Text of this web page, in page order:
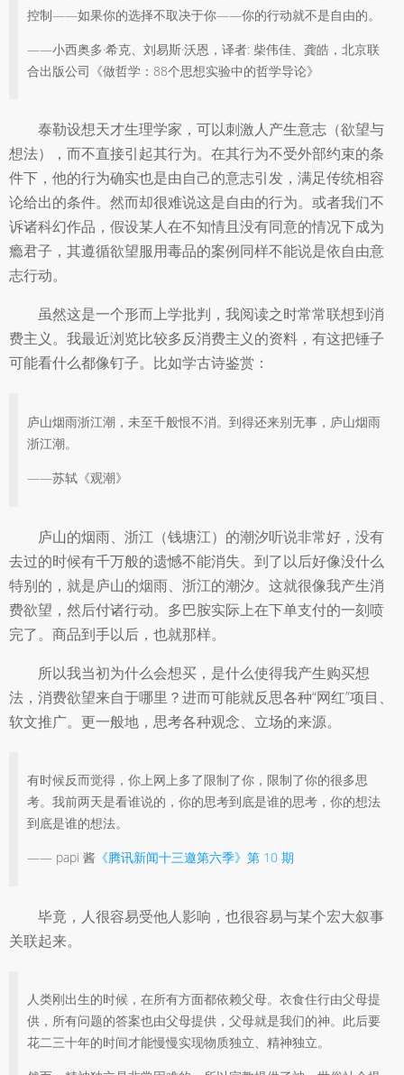
控制——如果你的选择不取决于你——你的行动就不是自由的。
——小西奥多·希克、刘易斯·沃恩，译者: 柴伟佳、龚皓，北京联
合出版公司《做哲学：88个思想实验中的哲学导论》
泰勒设想天才生理学家，可以刺激人产生意志（欲望与
想法），而不直接引起其行为。在其行为不受外部约束的条
件下，他的行为确实也是由自己的意志引发，满足传统相容
论给出的条件。然而却很难说这是自由的行为。或者我们不
诉诸科幻作品，假设某人在不知情且没有同意的情况下成为
瘾君子，其遵循欲望服用毒品的案例同样不能说是依自由意
志行动。
虽然这是一个形而上学批判，我阅读之时常常联想到消
费主义。我最近浏览比较多反消费主义的资料，有这把锤子
可能看什么都像钉子。比如学古诗鉴赏：
庐山烟雨浙江潮，未至千般恨不消。到得还来别无事，庐山烟雨
浙江潮。
——苏轼《观潮》
庐山的烟雨、浙江（钱塘江）的潮汐听说非常好，没有
去过的时候有千万般的遗憾不能消失。到了以后好像没什么
特别的，就是庐山的烟雨、浙江的潮汐。这就很像我产生消
费欲望，然后付诸行动。多巴胺实际上在下单支付的一刻喷
完了。商品到手以后，也就那样。
所以我当初为什么会想买，是什么使得我产生购买想
法，消费欲望来自于哪里？进而可能就反思各种“网红”项目、
软文推广。更一般地，思考各种观念、立场的来源。
有时候反而觉得，你上网上多了限制了你，限制了你的很多思
考。我前两天是看谁说的，你的思考到底是谁的思考，你的想法
到底是谁的想法。
—— papi 酱 《腾讯新闻十三邀第六季》第 10 期
毕竟，人很容易受他人影响，也很容易与某个宏大叙事
关联起来。
人类刚出生的时候，在所有方面都依赖父母。衣食住行由父母提
供，所有问题的答案也由父母提供，父母就是我们的神。此后要
花二三十年的时间才能慢慢实现物质独立、精神独立。